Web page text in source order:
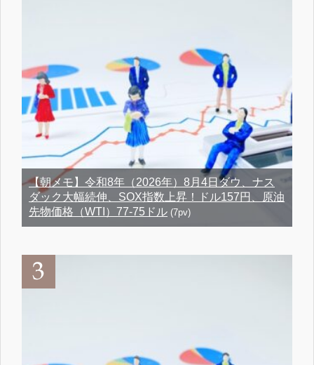
【朝メモ】令和8年（2026年）8月4日ダウ、ナス
ダック大幅続伸、SOX指数上昇！ドル157円、原油
先物価格（WTI）77-75ドル (7pv)